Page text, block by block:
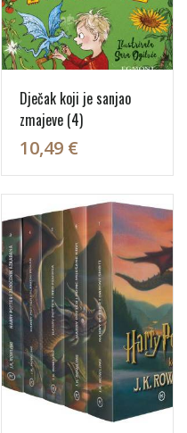
Dječak koji je sanjao
zmajeve (4)
10,49 €